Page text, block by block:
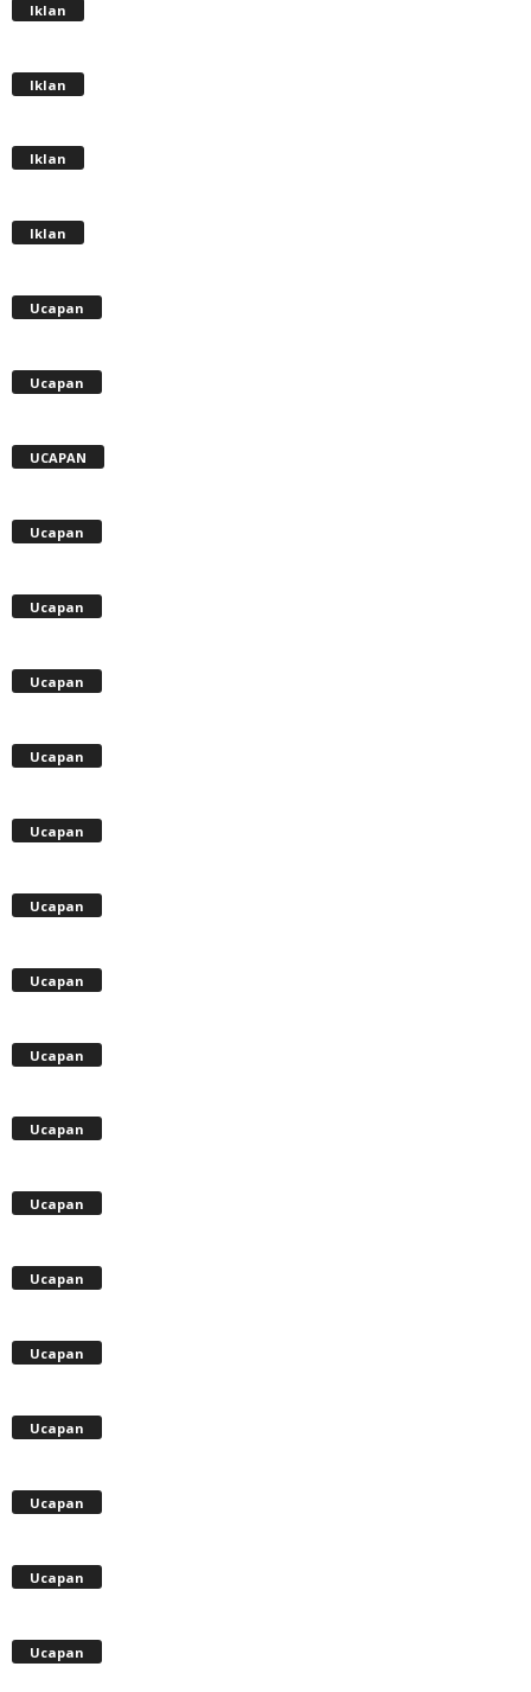
Iklan
Iklan
Iklan
Iklan
Ucapan
Ucapan
UCAPAN
Ucapan
Ucapan
Ucapan
Ucapan
Ucapan
Ucapan
Ucapan
Ucapan
Ucapan
Ucapan
Ucapan
Ucapan
Ucapan
Ucapan
Ucapan
Ucapan